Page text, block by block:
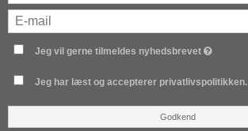
Jeg vil gerne tilmeldes nyhedsbrevet
Jeg har læst og accepterer privatlivspolitikken.
Godkend